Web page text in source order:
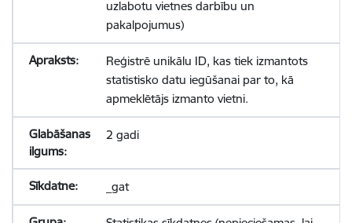
uzlabotu vietnes darbību un
pakalpojumus)
Reģistrē unikālu ID, kas tiek izmantots
statistisko datu iegūšanai par to, kā
apmeklētājs izmanto vietni.
2 gadi
_gat